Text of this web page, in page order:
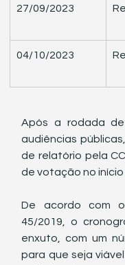
​27/09/2023
​04/10/2023
Após a rodada
audiências
de relatório pela
de votação no início
De acordo com
45/2019, o
enxuto, com um
para que seja